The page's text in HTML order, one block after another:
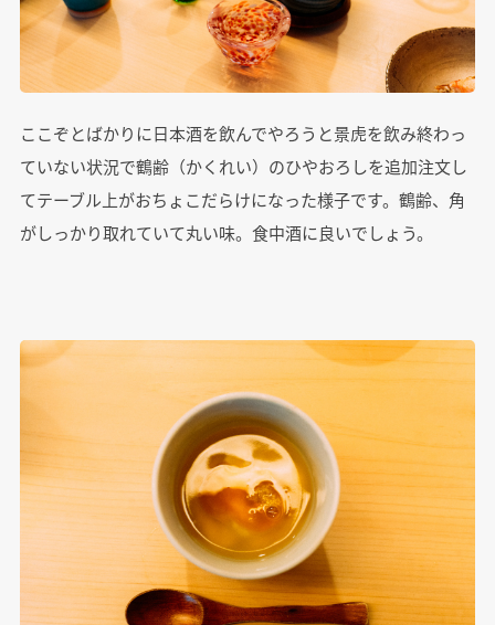
ここぞとばかりに日本酒を飲んでやろうと景虎を飲み終わっ
ていない状況で鶴齢（かくれい）のひやおろしを追加注文し
てテーブル上がおちょこだらけになった様子です。鶴齢、角
がしっかり取れていて丸い味。食中酒に良いでしょう。